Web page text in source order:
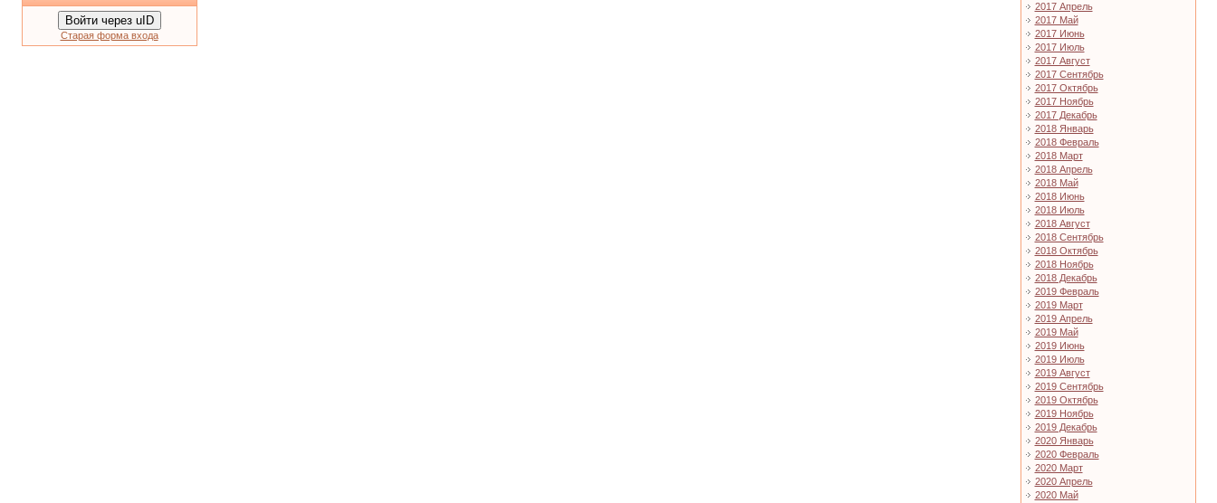
Войти через uID
Старая форма входа
2017 Апрель
2017 Май
2017 Июнь
2017 Июль
2017 Август
2017 Сентябрь
2017 Октябрь
2017 Ноябрь
2017 Декабрь
2018 Январь
2018 Февраль
2018 Март
2018 Апрель
2018 Май
2018 Июнь
2018 Июль
2018 Август
2018 Сентябрь
2018 Октябрь
2018 Ноябрь
2018 Декабрь
2019 Февраль
2019 Март
2019 Апрель
2019 Май
2019 Июнь
2019 Июль
2019 Август
2019 Сентябрь
2019 Октябрь
2019 Ноябрь
2019 Декабрь
2020 Январь
2020 Февраль
2020 Март
2020 Апрель
2020 Май